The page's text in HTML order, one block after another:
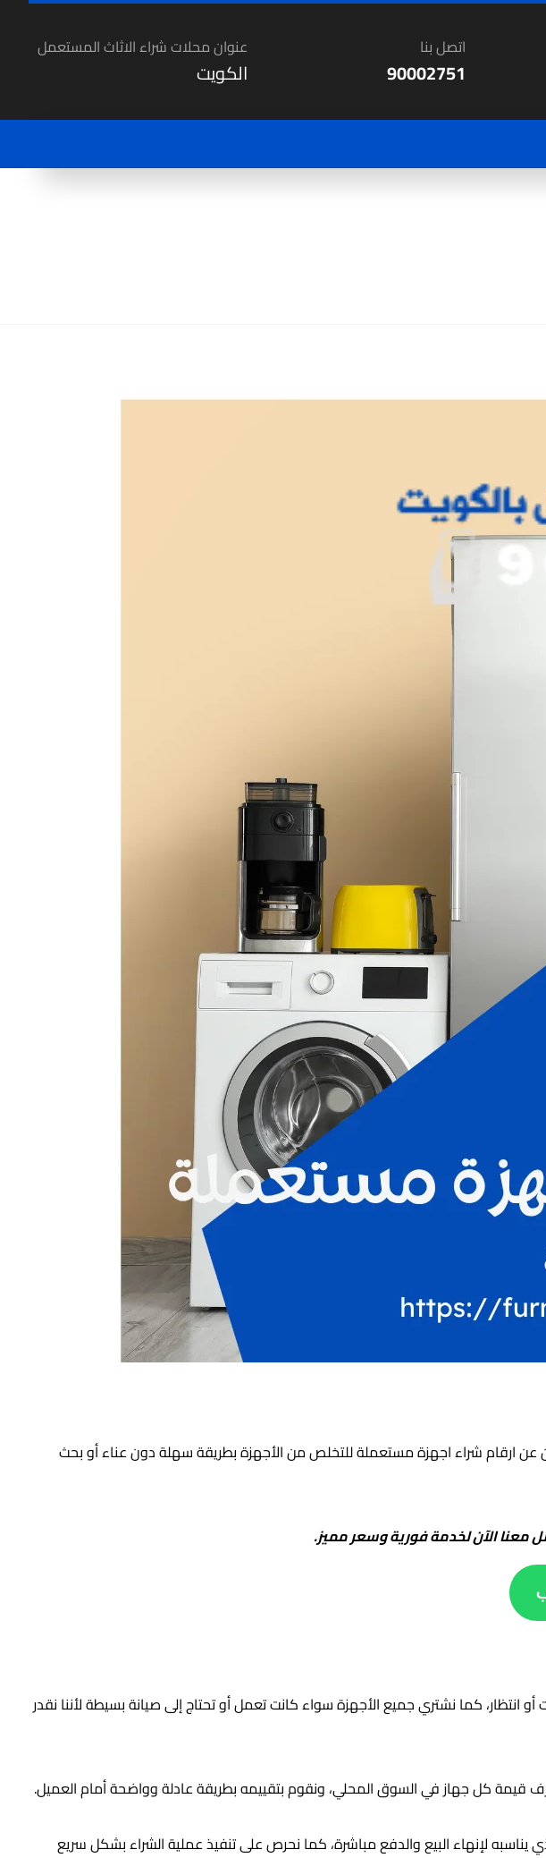
عنوان محلات شراء الاثاث المستعمل
الكويت
اتصل بنا
90002751
ارقام شراء اجهزة مستعملة للتخلص من الأجهزة بطريقة سهلة دون عناء أو بحث
معنا الآن لخدمة فورية وسعر مميز.
انتظار، كما نشتري جميع الأجهزة سواء كانت تعمل أو تحتاج إلى صيانة بسيطة لأننا نقدر
نعرف قيمة كل جهاز في السوق المحلي، ونقوم بتقييمه بطريقة عادلة وواضحة أمام العميل.
لإنهاء البيع والدفع مباشرة، كما نحرص على تنفيذ عملية الشراء بشكل سريع